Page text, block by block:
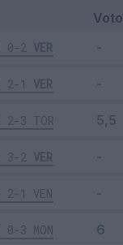
Voto
0-2 VER
2-1 VER
2-3 TOR
3-2 VER
2-1 VEN
0-3 MON